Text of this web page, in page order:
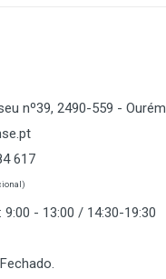
nº39, 2490-559 - Ourém
617
9:00 - 13:00 / 14:30-19:30